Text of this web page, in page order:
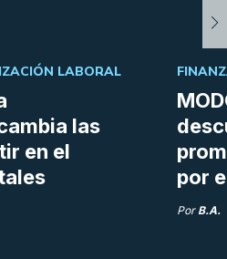
las
en el
LABORAL
por
Por B.A.